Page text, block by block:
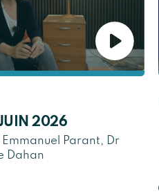
2026
Parant, Dr
Dahan